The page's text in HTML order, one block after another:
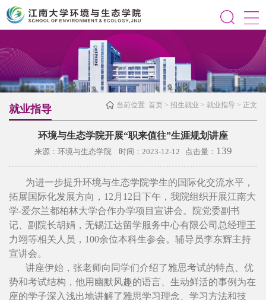
当前位置: 首页 > 招生就业 > 就业指导 > 正文
就业指导
环境与生态学院开展“职来值往”生涯规划讲座
来源：环境与生态学院 时间：2023-12-12 点击量： 139
为进一步提升环境与生态学院学生的国际化交流水平，
拓展国际化发展方向，12月12日下午，我院组织开展江南大
学-爱尔兰都柏林大学合作办学项目宣讲会。院党委副书
记、副院长胡娟，无锡江达留学服务中心有限公司总经理王
力翊等相关人员，100余位本科生参会。辅导员李东辉主持
宣讲会。
讲座伊始，张老师向同学们介绍了雅思考试的特点、优
势和考试结构，他用幽默风趣的语言、生动鲜活的事例为在
座的学子深入浅出地讲解了雅思学习理念、学习方法和技